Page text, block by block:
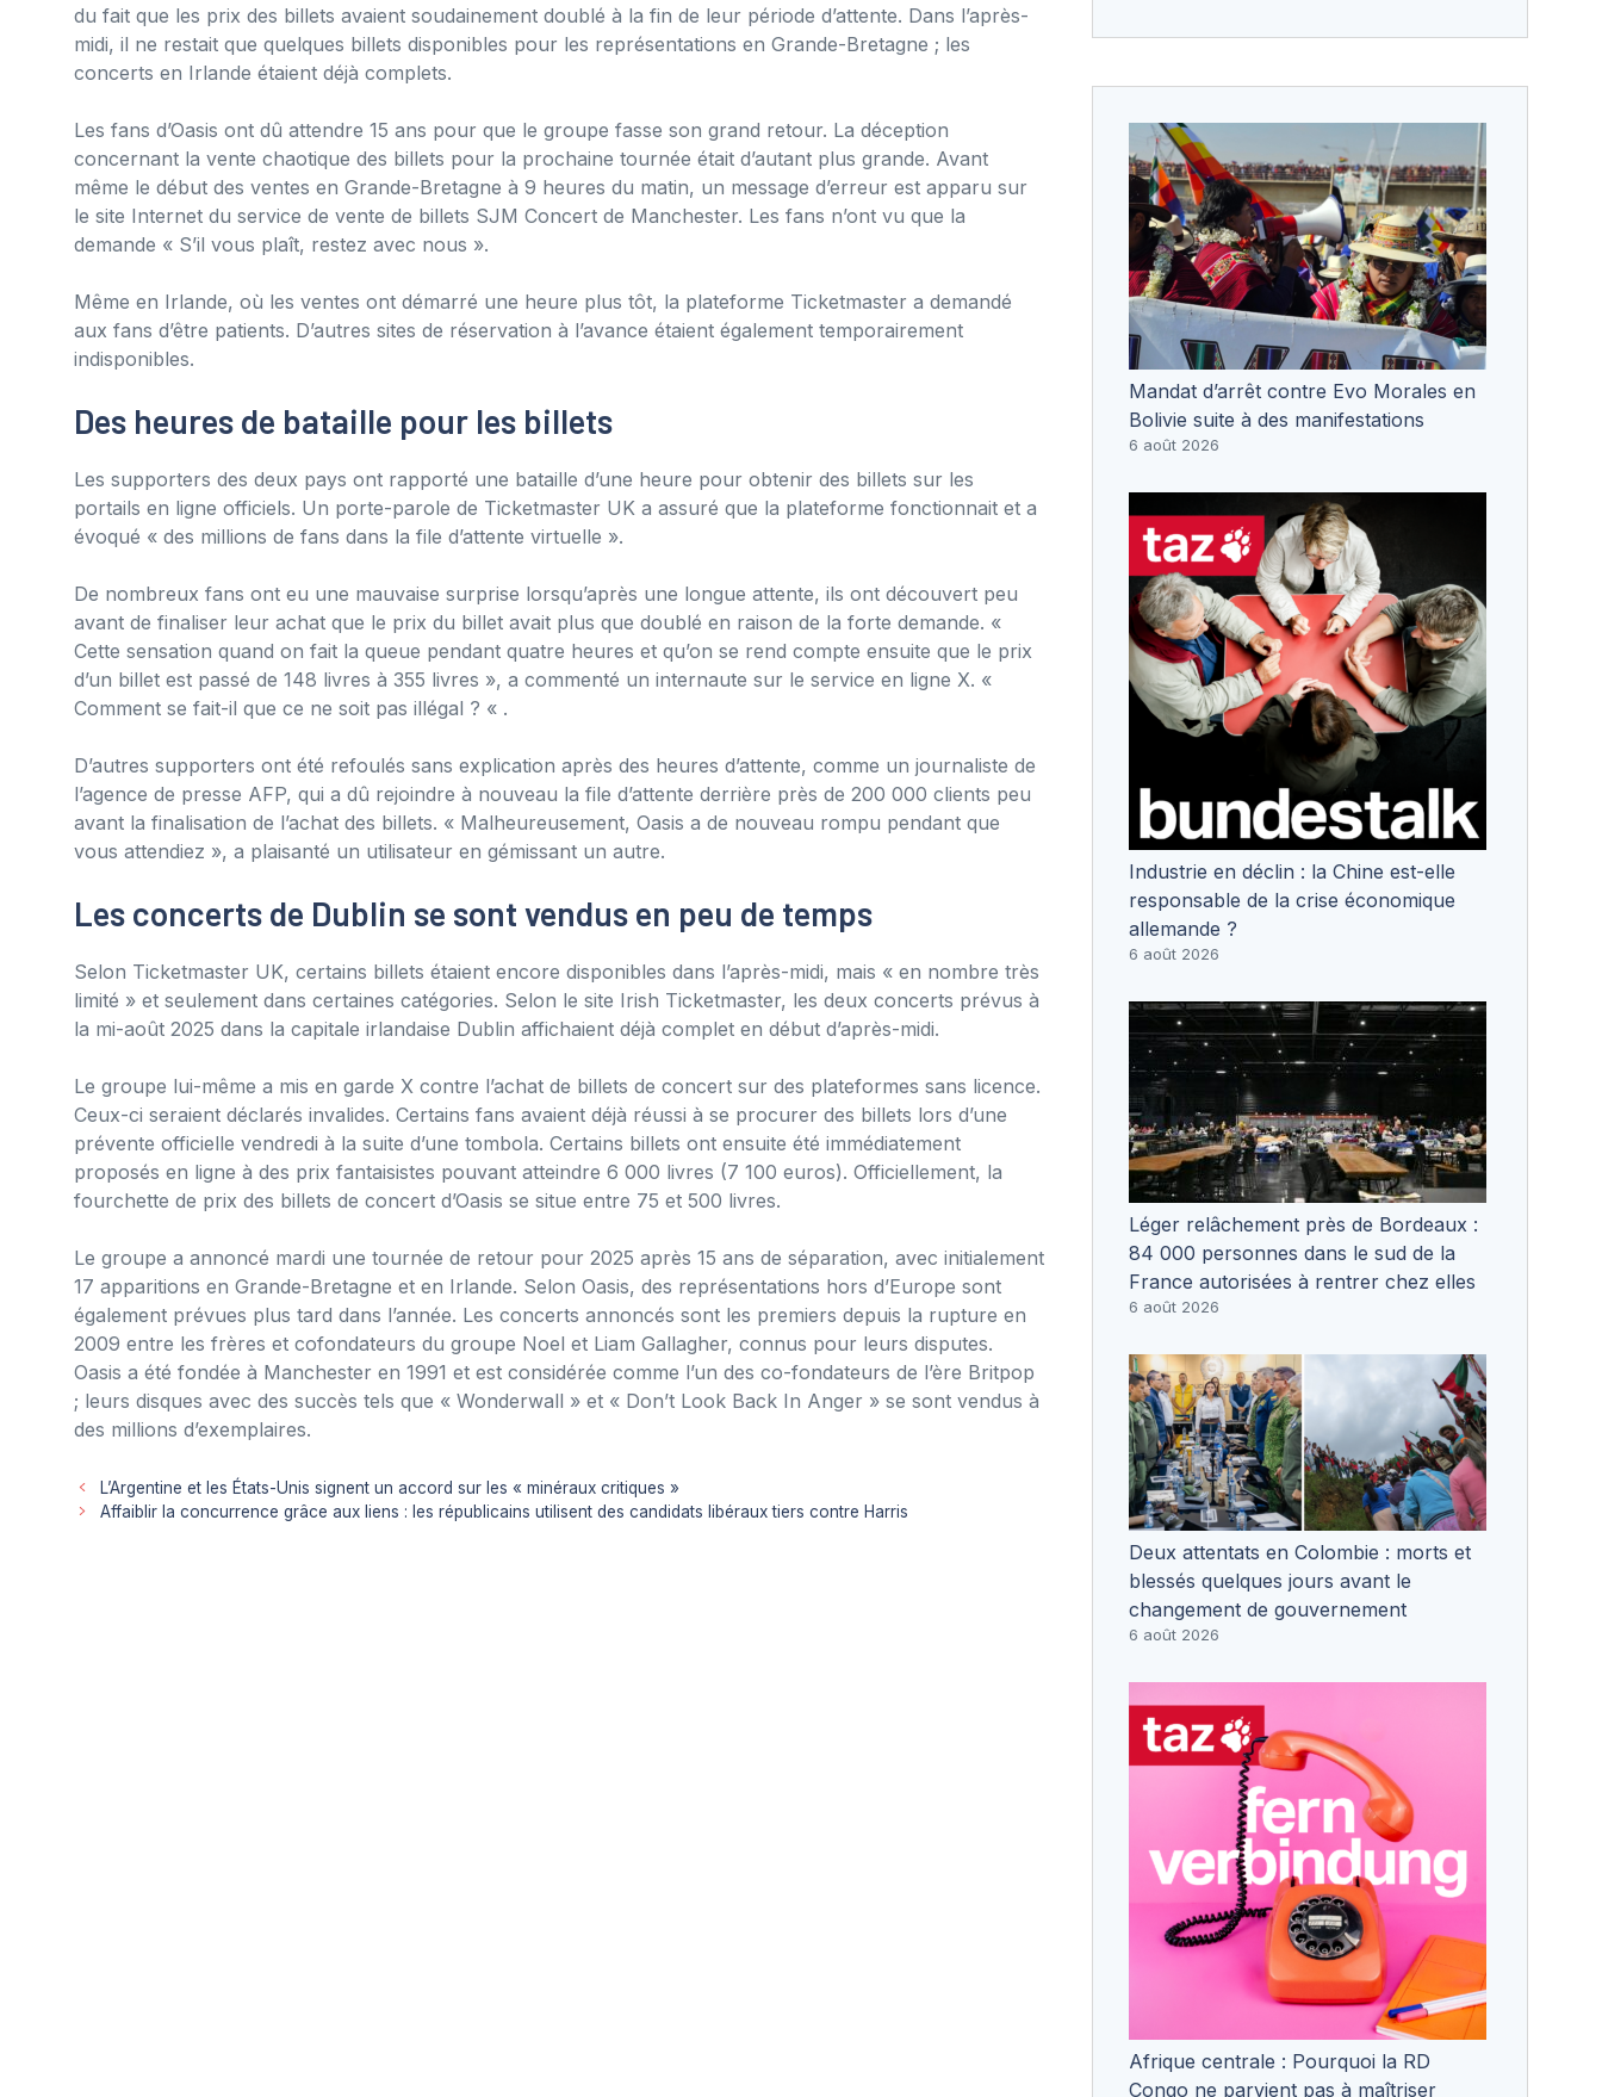
du fait que les prix des billets avaient soudainement doublé à la fin de leur période d’attente. Dans l’après-
midi, il ne restait que quelques billets disponibles pour les représentations en Grande-Bretagne ; les
concerts en Irlande étaient déjà complets.
Les fans d’Oasis ont dû attendre 15 ans pour que le groupe fasse son grand retour. La déception
concernant la vente chaotique des billets pour la prochaine tournée était d’autant plus grande. Avant
même le début des ventes en Grande-Bretagne à 9 heures du matin, un message d’erreur est apparu sur
le site Internet du service de vente de billets SJM Concert de Manchester. Les fans n’ont vu que la
demande « S’il vous plaît, restez avec nous ».
Même en Irlande, où les ventes ont démarré une heure plus tôt, la plateforme Ticketmaster a demandé
aux fans d’être patients. D’autres sites de réservation à l’avance étaient également temporairement
indisponibles.
Des heures de bataille pour les billets
Les supporters des deux pays ont rapporté une bataille d’une heure pour obtenir des billets sur les
portails en ligne officiels. Un porte-parole de Ticketmaster UK a assuré que la plateforme fonctionnait et a
évoqué « des millions de fans dans la file d’attente virtuelle ».
De nombreux fans ont eu une mauvaise surprise lorsqu’après une longue attente, ils ont découvert peu
avant de finaliser leur achat que le prix du billet avait plus que doublé en raison de la forte demande. «
Cette sensation quand on fait la queue pendant quatre heures et qu’on se rend compte ensuite que le prix
d’un billet est passé de 148 livres à 355 livres », a commenté un internaute sur le service en ligne X. «
Comment se fait-il que ce ne soit pas illégal ? « .
D’autres supporters ont été refoulés sans explication après des heures d’attente, comme un journaliste de
l’agence de presse AFP, qui a dû rejoindre à nouveau la file d’attente derrière près de 200 000 clients peu
avant la finalisation de l’achat des billets. « Malheureusement, Oasis a de nouveau rompu pendant que
vous attendiez », a plaisanté un utilisateur en gémissant un autre.
Les concerts de Dublin se sont vendus en peu de temps
Selon Ticketmaster UK, certains billets étaient encore disponibles dans l’après-midi, mais « en nombre très
limité » et seulement dans certaines catégories. Selon le site Irish Ticketmaster, les deux concerts prévus à
la mi-août 2025 dans la capitale irlandaise Dublin affichaient déjà complet en début d’après-midi.
Le groupe lui-même a mis en garde X contre l’achat de billets de concert sur des plateformes sans licence.
Ceux-ci seraient déclarés invalides. Certains fans avaient déjà réussi à se procurer des billets lors d’une
prévente officielle vendredi à la suite d’une tombola. Certains billets ont ensuite été immédiatement
proposés en ligne à des prix fantaisistes pouvant atteindre 6 000 livres (7 100 euros). Officiellement, la
fourchette de prix des billets de concert d’Oasis se situe entre 75 et 500 livres.
Le groupe a annoncé mardi une tournée de retour pour 2025 après 15 ans de séparation, avec initialement
17 apparitions en Grande-Bretagne et en Irlande. Selon Oasis, des représentations hors d’Europe sont
également prévues plus tard dans l’année. Les concerts annoncés sont les premiers depuis la rupture en
2009 entre les frères et cofondateurs du groupe Noel et Liam Gallagher, connus pour leurs disputes.
Oasis a été fondée à Manchester en 1991 et est considérée comme l’un des co-fondateurs de l’ère Britpop
; leurs disques avec des succès tels que « Wonderwall » et « Don’t Look Back In Anger » se sont vendus à
des millions d’exemplaires.
L’Argentine et les États-Unis signent un accord sur les « minéraux critiques »
Affaiblir la concurrence grâce aux liens : les républicains utilisent des candidats libéraux tiers contre Harris
Mandat d’arrêt contre Evo Morales en
Bolivie suite à des manifestations
6 août 2026
Industrie en déclin : la Chine est-elle
responsable de la crise économique
allemande ?
6 août 2026
Léger relâchement près de Bordeaux :
84 000 personnes dans le sud de la
France autorisées à rentrer chez elles
6 août 2026
Deux attentats en Colombie : morts et
blessés quelques jours avant le
changement de gouvernement
6 août 2026
Afrique centrale : Pourquoi la RD
Congo ne parvient pas à maîtriser